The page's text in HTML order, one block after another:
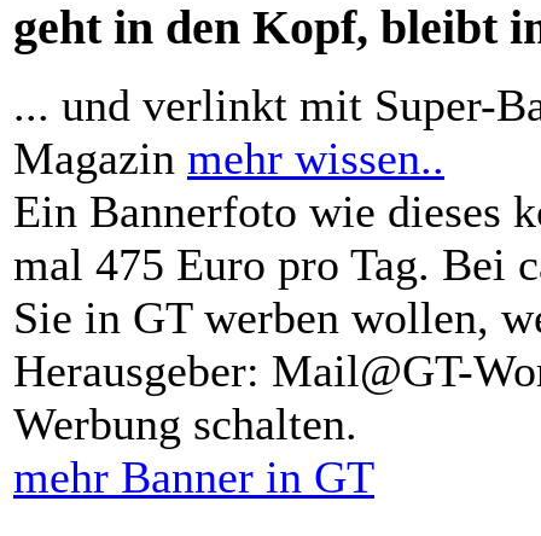
geht in den Kopf, bleibt
... und verlinkt mit Super-
Magazin mehr wissen..
Ein Bannerfoto wie dieses
mal 475 Euro pro Tag. Bei
Sie in GT werben wollen,
Herausgeber: Mail@GT-
Werbung schalten.
mehr Banner in GT